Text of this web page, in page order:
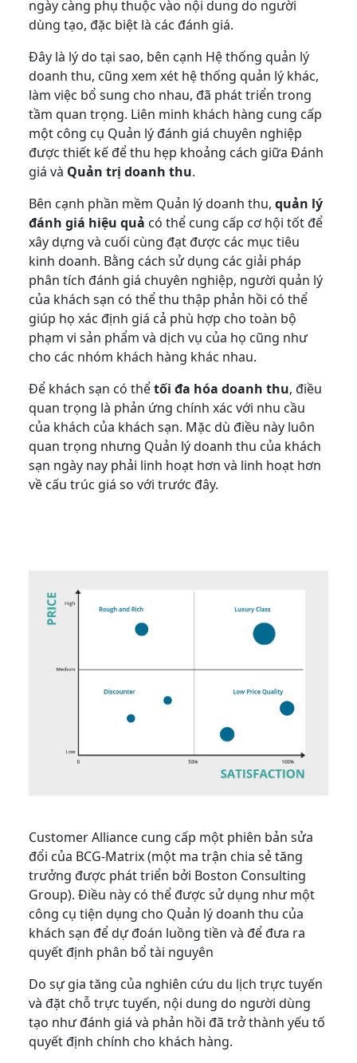
ngày càng phụ thuộc vào nội dung do người
dùng tạo, đặc biệt là các đánh giá.
Đây là lý do tại sao, bên cạnh Hệ thống quản lý
doanh thu, cũng xem xét hệ thống quản lý khác,
làm việc bổ sung cho nhau, đã phát triển trong
tầm quan trọng. Liên minh khách hàng cung cấp
một công cụ Quản lý đánh giá chuyên nghiệp
được thiết kế để thu hẹp khoảng cách giữa Đánh
giá và Quản trị doanh thu.
Bên cạnh phần mềm Quản lý doanh thu, quản lý
đánh giá hiệu quả có thể cung cấp cơ hội tốt để
xây dựng và cuối cùng đạt được các mục tiêu
kinh doanh. Bằng cách sử dụng các giải pháp
phân tích đánh giá chuyên nghiệp, người quản lý
của khách sạn có thể thu thập phản hồi có thể
giúp họ xác định giá cả phù hợp cho toàn bộ
phạm vi sản phẩm và dịch vụ của họ cũng như
cho các nhóm khách hàng khác nhau.
Để khách sạn có thểtối đa hóa doanh thu, điều
quan trọng là phản ứng chính xác với nhu cầu
của khách của khách sạn. Mặc dù điều này luôn
quan trọng nhưng Quản lý doanh thu của khách
sạn ngày nay phải linh hoạt hơn và linh hoạt hơn
về cấu trúc giá so với trước đây.
Customer Alliance cung cấp một phiên bản sửa
đổi của BCG-Matrix (một ma trận chia sẻ tăng
trưởng được phát triển bởi Boston Consulting
Group). Điều này có thể được sử dụng như một
công cụ tiện dụng cho Quản lý doanh thu của
khách sạn để dự đoán luồng tiền và để đưa ra
quyết định phân bổ tài nguyên
Do sự gia tăng của nghiên cứu du lịch trực tuyến
và đặt chỗ trực tuyến, nội dung do người dùng
tạo như đánh giá và phản hồi đã trở thành yếu tố
quyết định chính cho khách hàng.